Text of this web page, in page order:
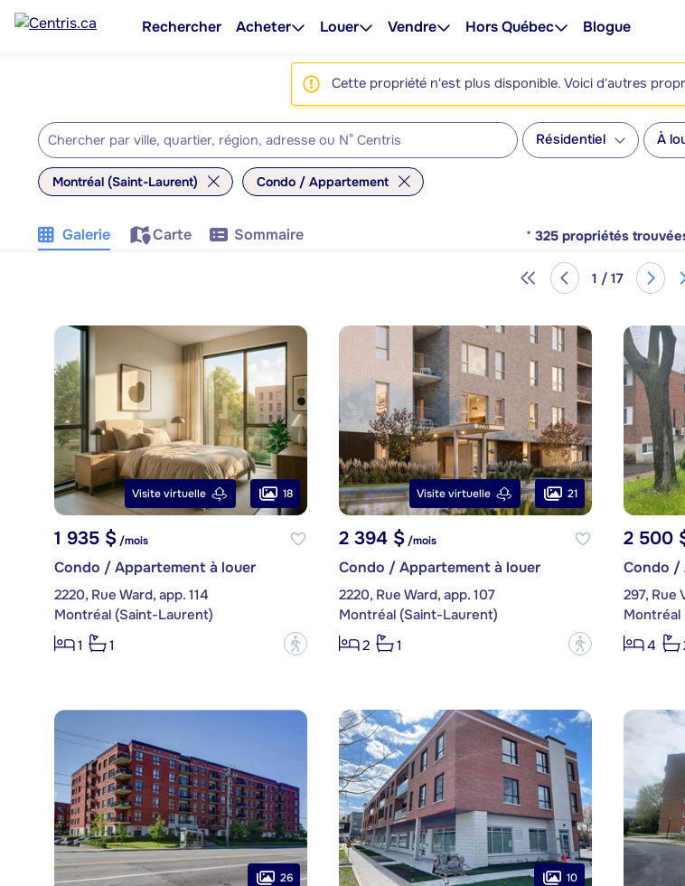
Rechercher Acheter Louer Vendre Hors Québec Blogue
Cette propriété n'est plus disponible. Voici d'autres
Résidentiel À
Montréal (Saint-Laurent) Condo / Appartement
Galerie Carte Sommaire * 325 propriétés
1 / 17
Visite virtuelle 18
1 935 $/mois
Condo / Appartement à louer
2220, Rue Ward, app. 114
Montréal (Saint-Laurent)
1
1 ?
Visite virtuelle 21
2 394 $/mois
Condo / Appartement à louer
2220, Rue Ward, app. 107
Montréal (Saint-Laurent)
2
1 ?
2 500
Condo /
297, Rue
4
26 10